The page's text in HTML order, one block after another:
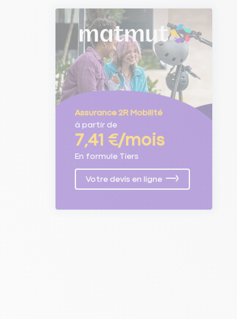
Assurance 2R Mobilité
à partir de
7,41 €/mois
En formule Tiers
Votre devis en ligne